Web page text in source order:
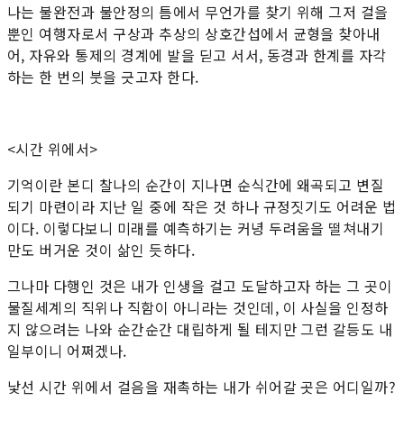
나는 불완전과 불안정의 틈에서 무언가를 찾기 위해 그저 걸을
뿐인 여행자로서 구상과 추상의 상호간섭에서 균형을 찾아내
어, 자유와 통제의 경계에 발을 딛고 서서, 동경과 한계를 자각
하는 한 번의 붓을 긋고자 한다.
<시간 위에서>
기억이란 본디 찰나의 순간이 지나면 순식간에 왜곡되고 변질
되기 마련이라 지난 일 중에 작은 것 하나 규정짓기도 어려운 법
이다. 이렇다보니 미래를 예측하기는 커녕 두려움을 떨쳐내기
만도 버거운 것이 삶인 듯하다.
그나마 다행인 것은 내가 인생을 걸고 도달하고자 하는 그 곳이
물질세계의 직위나 직함이 아니라는 것인데, 이 사실을 인정하
지 않으려는 나와 순간순간 대립하게 될 테지만 그런 갈등도 내
일부이니 어쩌겠나.
낯선 시간 위에서 걸음을 재촉하는 내가 쉬어갈 곳은 어디일까?